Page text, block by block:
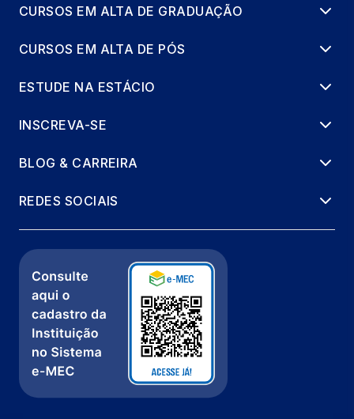
CURSOS EM ALTA DE GRADUAÇÃO
CURSOS EM ALTA DE PÓS
ESTUDE NA ESTÁCIO
INSCREVA-SE
BLOG & CARREIRA
REDES SOCIAIS